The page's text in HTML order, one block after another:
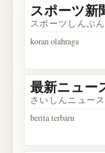
スポーツ新
スポーツしんぶん
koran olahraga
最新ニュー
さいしんニュース
berita terbaru